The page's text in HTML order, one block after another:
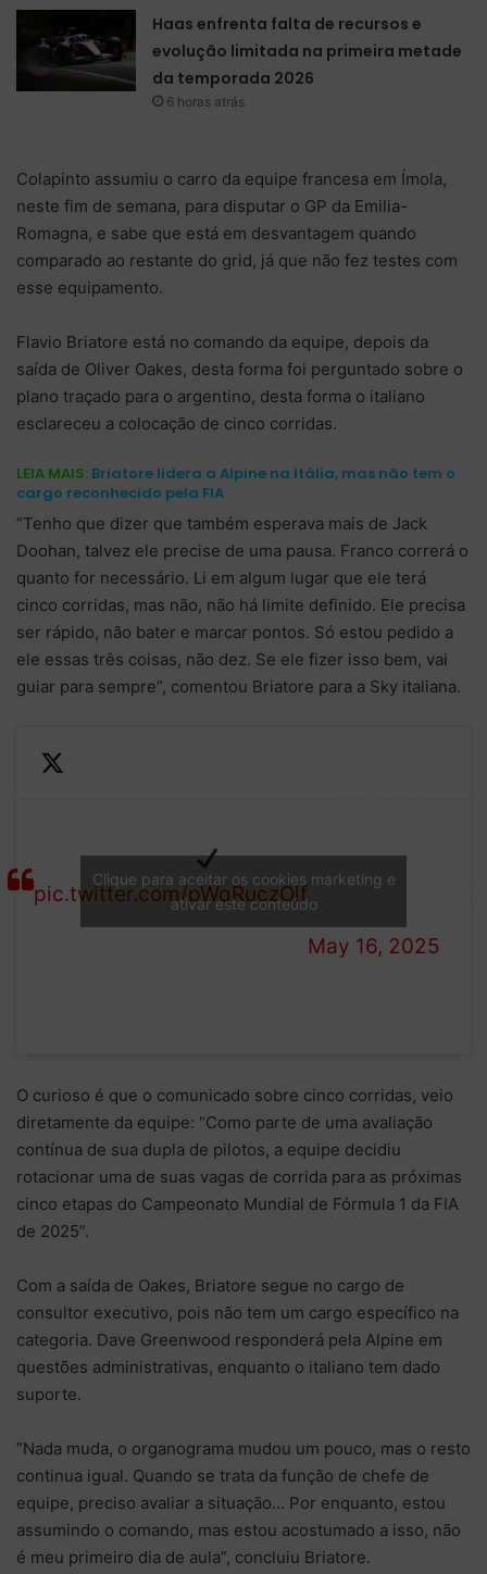
Haas enfrenta falta de recursos e
evolução limitada na primeira metade
da temporada 2026
6 horas atrás
Colapinto assumiu o carro da equipe francesa em Ímola,
neste fim de semana, para disputar o GP da Emilia-
Romagna, e sabe que está em desvantagem quando
comparado ao restante do grid, já que não fez testes com
esse equipamento.
Flavio Briatore está no comando da equipe, depois da
saída de Oliver Oakes, desta forma foi perguntado sobre o
plano traçado para o argentino, desta forma o italiano
esclareceu a colocação de cinco corridas.
LEIA MAIS: Briatore lidera a Alpine na Itália, mas não tem o
cargo reconhecido pela FIA
“Tenho que dizer que também esperava mais de Jack
Doohan, talvez ele precise de uma pausa. Franco correrá o
quanto for necessário. Li em algum lugar que ele terá
cinco corridas, mas não, não há limite definido. Ele precisa
ser rápido, não bater e marcar pontos. Só estou pedido a
ele essas três coisas, não dez. Se ele fizer isso bem, vai
guiar para sempre”, comentou Briatore para a Sky italiana.
Day 𝑜𝘯𝑒 in Imola
pic.twitter.com/pWqRuczOlf
Team
(@AlpineF1Team)
May 16, 2025
Clique para aceitar os cookies marketing e
ativar este conteúdo
O curioso é que o comunicado sobre cinco corridas, veio
diretamente da equipe: “Como parte de uma avaliação
contínua de sua dupla de pilotos, a equipe decidiu
rotacionar uma de suas vagas de corrida para as próximas
cinco etapas do Campeonato Mundial de Fórmula 1 da FIA
de 2025”.
Com a saída de Oakes, Briatore segue no cargo de
consultor executivo, pois não tem um cargo específico na
categoria. Dave Greenwood responderá pela Alpine em
questões administrativas, enquanto o italiano tem dado
suporte.
“Nada muda, o organograma mudou um pouco, mas o resto
continua igual. Quando se trata da função de chefe de
equipe, preciso avaliar a situação… Por enquanto, estou
assumindo o comando, mas estou acostumado a isso, não
é meu primeiro dia de aula”, concluiu Briatore.